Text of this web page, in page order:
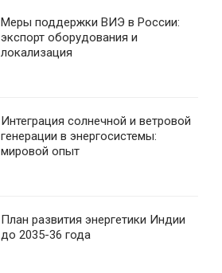
Меры поддержки ВИЭ в России:
экспорт оборудования и
локализация
Интеграция солнечной и ветровой
генерации в энергосистемы:
мировой опыт
План развития энергетики Индии
до 2035-36 года